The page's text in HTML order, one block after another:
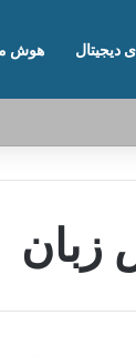
دیجیتال هوش
زبان